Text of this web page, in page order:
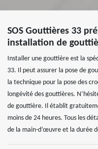
SOS Gouttières 33
installation de
Installer une gouttière est la
33. Il peut assurer la pose de
la technique pour la pose des
longévité des gouttières.
de gouttière. Il établit
moins de 24 heures. Tous les
de la main-d’œuvre et la durée